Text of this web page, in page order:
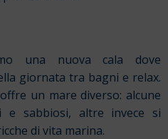
una nuova cala dove
giornata tra bagni e relax.
un mare diverso: alcune
e sabbiosi, altre invece si
di vita marina.